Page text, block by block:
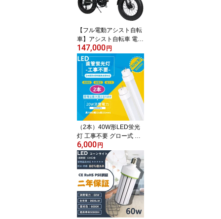
おしゃれ
【フル電動アシスト自転
車】アシスト自転車 電動
自転車 アシスト自転車
電動アシスト自転車 折り
畳み フルアシスト自転車
パワフル500W 20インチ
アルミ製 おしゃれ 軽量
長距離 アシスト フレー
ム サスペンション 電動
アシスト自転車 折りたた
み自転車 ミニベロ
147,000 円
（2本）40W形LED蛍光
灯 工事不要 グロー式 イ
ンバーター式 ラピッド式
器具専用 FL40 FLR40
FHF32 対応 40w型 t8 12
0cm G13 20w 3200lm 白
色4000k
6,000 円